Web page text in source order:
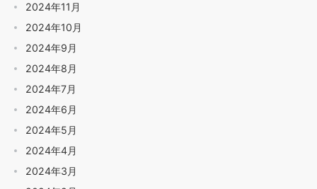
2024年11月
2024年10月
2024年9月
2024年8月
2024年7月
2024年6月
2024年5月
2024年4月
2024年3月